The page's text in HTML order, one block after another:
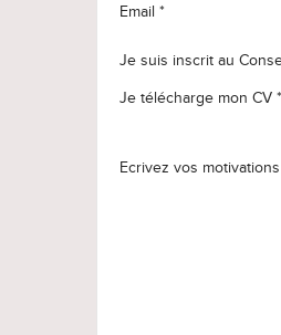
Email *
Je suis inscrit au
Je télécharge mon CV *
Ecrivez vos motivations